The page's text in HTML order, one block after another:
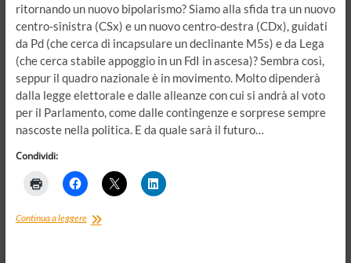
ritornando un nuovo bipolarismo? Siamo alla sfida tra un nuovo
centro-sinistra (CSx) e un nuovo centro-destra (CDx), guidati
da Pd (che cerca di incapsulare un declinante M5s) e da Lega
(che cerca stabile appoggio in un FdI in ascesa)? Sembra così,
seppur il quadro nazionale è in movimento. Molto dipenderà
dalla legge elettorale e dalle alleanze con cui si andrà al voto
per il Parlamento, come dalle contingenze e sorprese sempre
nascoste nella politica. E da quale sarà il futuro…
Condividi:
Continua a leggereUn